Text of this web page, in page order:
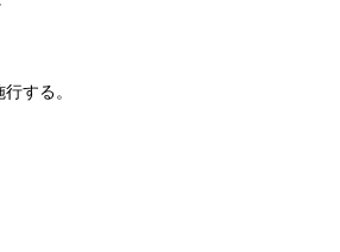
する。